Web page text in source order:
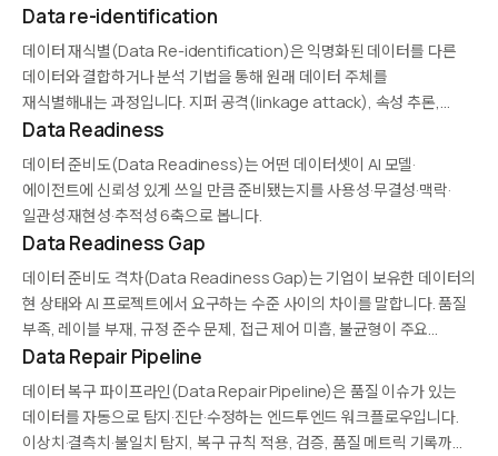
Data re-identification
데이터 재식별(Data Re-identification)은 익명화된 데이터를 다른
데이터와 결합하거나 분석 기법을 통해 원래 데이터 주체를
재식별해내는 과정입니다. 지퍼 공격(linkage attack), 속성 추론,
멤버십 추론 등이 공격 기법이며, 단순 마스킹이나 식별자 제거만으로는
프라이버시가 보장되지 않음을 보여줍니다. k-익명성, 차등 정보보호
같은 수학적 보장이…
Data Readiness
데이터 준비도(Data Readiness)는 어떤 데이터셋이 AI 모델·
에이전트에 신뢰성 있게 쓰일 만큼 준비됐는지를 사용성·무결성·맥락·
일관성·재현성·추적성 6축으로 봅니다.
Data Readiness Gap
데이터 준비도 격차(Data Readiness Gap)는 기업이 보유한 데이터의
현 상태와 AI 프로젝트에서 요구하는 수준 사이의 차이를 말합니다. 품질
부족, 레이블 부재, 규정 준수 문제, 접근 제어 미흡, 불균형이 주요
원인이며, 많은 AI 프로젝트가 이 격차 때문에 착수하지 못하거나
실패합니다. AI-Ready…
Data Repair Pipeline
데이터 복구 파이프라인(Data Repair Pipeline)은 품질 이슈가 있는
데이터를 자동으로 탐지·진단·수정하는 엔드투엔드 워크플로우입니다.
이상치·결측치·불일치 탐지, 복구 규칙 적용, 검증, 품질 메트릭 기록까지